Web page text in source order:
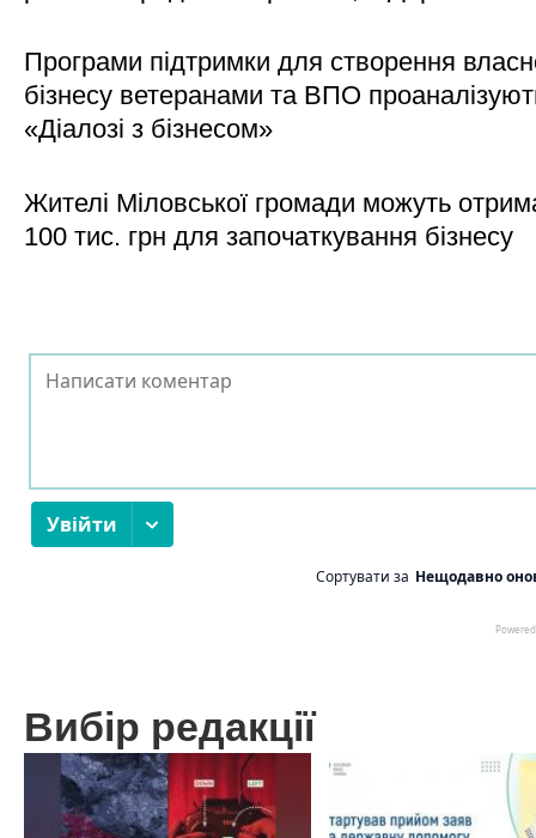
Програми підтримки для створення
бізнесу ветеранами та ВПО
«Діалозі з бізнесом»
Жителі Міловської громади можуть
100 тис. грн для започаткування бізнесу
Вибір редакції